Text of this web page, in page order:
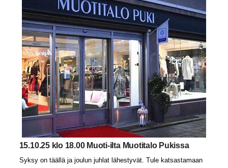
15.10.25 klo 18.00 Muoti-ilta Muotitalo Pukissa
Syksy on täällä ja joulun juhlat lähestyvät. Tule katsastamaan